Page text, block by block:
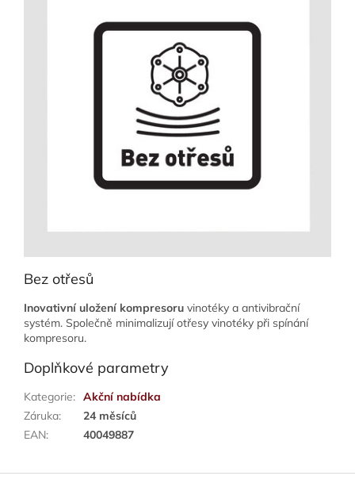
Bez otřesů
Inovativní uložení kompresoru vinotéky a antivibrační
systém. Společně minimalizují otřesy vinotéky při spínání
kompresoru.
Doplňkové parametry
Kategorie: Akční nabídka
Záruka:
24 měsíců
EAN: 40049887